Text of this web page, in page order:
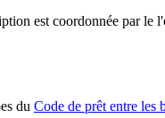
est coordonnée par
du Code de prêt entre les